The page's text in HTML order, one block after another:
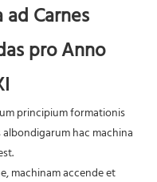
Carnes
pro Anno
principium formationis
hac machina